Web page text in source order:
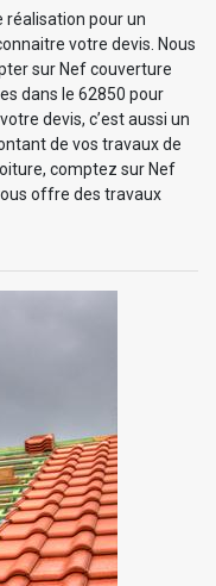
réalisation pour un
votre devis. Nous
sur Nef couverture
dans le 62850 pour
devis, c’est aussi un
de vos travaux de
comptez sur Nef
offre des travaux